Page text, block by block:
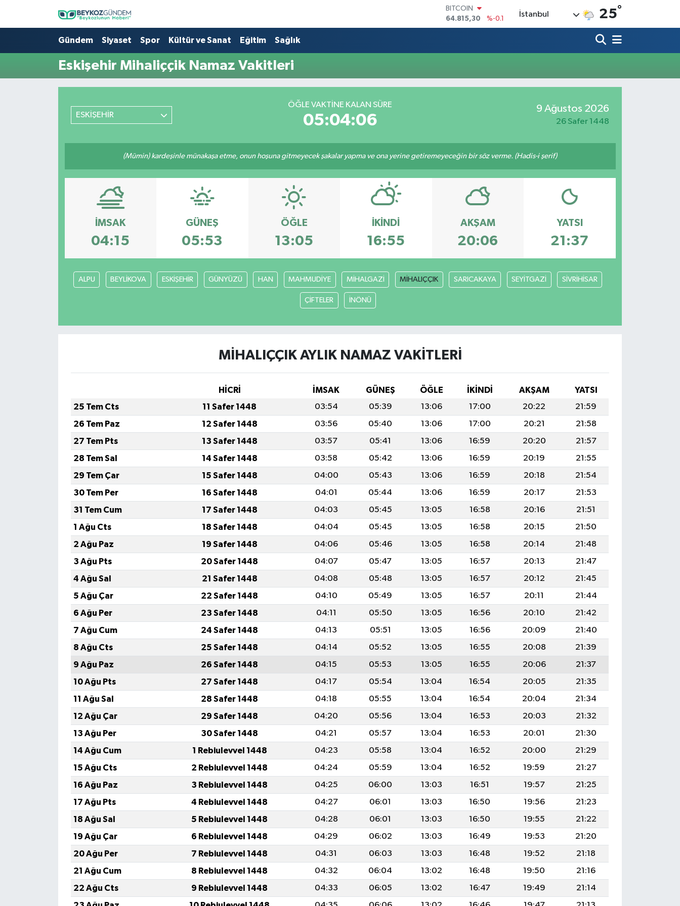
BITCOIN
64.815,30
%-0.1
DOLAR
64,4811
%0.38
İstanbul 25°
Gündem Siyaset Spor Kültür ve Sanat Eğitim Sağlık
Eskişehir Mihaliççik Namaz Vakitleri
ESKİŞEHİR
ÖĞLE VAKTINE KALAN SÜRE
05:04:06
9 Ağustos 2026
26 Safer 1448
(Mümin) kardeşinle münakaşa etme, onun hoşuna gitmeyecek şakalar yapma ve ona yerine getiremeyeceğin bir söz verme. (Hadis-i şerif)
İMSAK
04:15
GÜNEŞ
05:53
ÖĞLE
13:05
İKINDI
16:55
AKŞAM
20:06
YATSI
21:37
ALPU BEYLİKOVA ESKİŞEHİR GÜNYÜZÜ HAN MAHMUDİYE MİHALGAZİ MİHALIÇÇIK SARICAKAYA SEYİTGAZİ SİVRİHİSAR
ÇİFTELER İNÖNÜ
MİHALIÇÇIK AYLIK NAMAZ VAKITLERI
HİCRİ İMSAK GÜNEŞ ÖĞLE İKINDI AKŞAM
YATSI
25 Tem Cts
11 Safer 1448 03:54 05:39 13:06 17:00 20:22
21:59
26 Tem Paz
12 Safer 1448 03:56 05:40 13:06 17:00 20:21
21:58
27 Tem Pts
13 Safer 1448 03:57 05:41 13:06 16:59 20:20
21:57
28 Tem Sal
14 Safer 1448 03:58 05:42 13:06 16:59 20:19
21:55
29 Tem Çar
15 Safer 1448 04:00 05:43 13:06 16:59 20:18
21:54
30 Tem Per
16 Safer 1448 04:01 05:44 13:06 16:59 20:17
21:53
31 Tem Cum
17 Safer 1448 04:03 05:45 13:05 16:58 20:16
21:51
1 Ağu Cts
18 Safer 1448 04:04 05:45 13:05 16:58 20:15
21:50
2 Ağu Paz
19 Safer 1448 04:06 05:46 13:05 16:58 20:14
21:48
3 Ağu Pts
20 Safer 1448 04:07 05:47 13:05 16:57 20:13
21:47
4 Ağu Sal
21 Safer 1448 04:08 05:48 13:05 16:57 20:12
21:45
5 Ağu Çar
22 Safer 1448 04:10 05:49 13:05 16:57 20:11
21:44
6 Ağu Per
23 Safer 1448 04:11 05:50 13:05 16:56 20:10
21:42
7 Ağu Cum
24 Safer 1448 04:13 05:51 13:05 16:56 20:09
21:40
8 Ağu Cts
25 Safer 1448 04:14 05:52 13:05 16:55 20:08
21:39
9 Ağu Paz
26 Safer 1448 04:15 05:53 13:05 16:55 20:06
21:37
10 Ağu Pts
27 Safer 1448 04:17 05:54 13:04 16:54 20:05
21:35
11 Ağu Sal
28 Safer 1448 04:18 05:55 13:04 16:54 20:04
21:34
12 Ağu Çar
29 Safer 1448 04:20 05:56 13:04 16:53 20:03
21:32
13 Ağu Per
30 Safer 1448 04:21 05:57 13:04 16:53 20:01
21:30
14 Ağu Cum
1 Rebiulevvel 1448 04:23 05:58 13:04 16:52 20:00
21:29
15 Ağu Cts
2 Rebiulevvel 1448 04:24 05:59 13:04 16:52 19:59
21:27
16 Ağu Paz
3 Rebiulevvel 1448 04:25 06:00 13:03 16:51 19:57
21:25
17 Ağu Pts
4 Rebiulevvel 1448 04:27 06:01 13:03 16:50 19:56
21:23
18 Ağu Sal
5 Rebiulevvel 1448 04:28 06:01 13:03 16:50 19:55
21:22
19 Ağu Çar
6 Rebiulevvel 1448 04:29 06:02 13:03 16:49 19:53
21:20
20 Ağu Per
7 Rebiulevvel 1448 04:31 06:03 13:03 16:48 19:52
21:18
21 Ağu Cum
8 Rebiulevvel 1448 04:32 06:04 13:02 16:48 19:50
21:16
22 Ağu Cts
9 Rebiulevvel 1448 04:33 06:05 13:02 16:47 19:49
21:14
Hava Durumu
Trafik Durumu
Süper Lig Puan Durumu ve Fikstür
Tüm Manşetler
Son Dakika Haberleri